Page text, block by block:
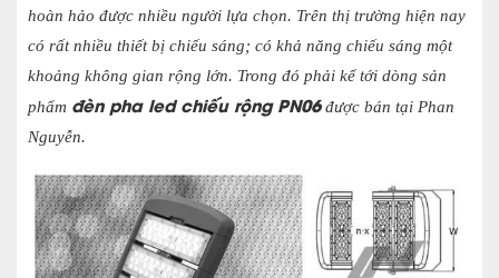
hoàn hảo được nhiều người lựa chọn. Trên thị trường hiện nay
có rất nhiều thiết bị chiếu sáng; có khả năng chiếu sáng một
khoảng không gian rộng lớn. Trong đó phải kể tới dòng sản
phẩm đèn pha led chiếu rộng PN06được bán tại Phan
Nguyễn.